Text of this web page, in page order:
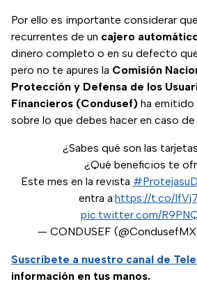
Por ello es importante considerar
recurrentes de un cajero
dinero completo o en su defecto
pero no te apures la Comisión
Protección y Defensa de los
Financieros (Condusef) ha emitido
sobre lo que debes hacer en caso
¿Sabes qué son las
¿Qué beneficios te
Este mes en la revista
entra a:https://t.co/
pic.twitter.com/
— CONDUSEF
Suscríbete a nuestro canal de
información en tus manos.